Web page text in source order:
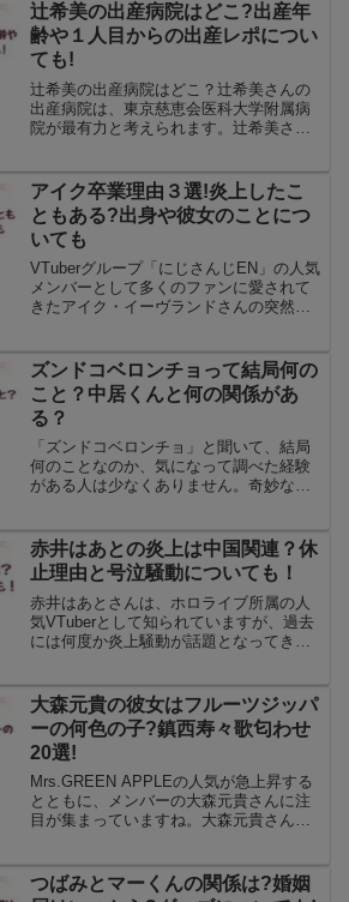
辻希美の出産病院はどこ?出産年
齢や１人目からの出産レポについ
ても!
辻希美の出産病院はどこ？辻希美さんの
出産病院は、東京慈恵会医科大学附属病
院が最有力と考えられます。辻希美さん
は、辻希美さんのSNSに投稿されたお祝
い膳の写真は話題にな...
アイク卒業理由３選!炎上したこ
ともある?出身や彼女のことにつ
いても
VTuberグループ「にじさんじEN」の人気
メンバーとして多くのファンに愛されて
きたアイク・イーヴランドさんの突然の
まな憶測が飛び交っていますが、実際に
明かされている理由...
ズンドコベロンチョって結局何の
こと？中居くんと何の関係があ
る？
「ズンドコベロンチョ」と聞いて、結局
何のことなのか、気になって調べた経験
がある人は少なくありません。奇妙な響
ロンチョ」は、1991年に放送された『世
にも奇妙な物語』の人...
赤井はあとの炎上は中国関連？休
止理由と号泣騒動についても！
赤井はあとさんは、ホロライブ所属の人
気VTuberとして知られていますが、過去
には何度か炎上騒動が話題となってきま
が中国のファンの反発を招き、国際的な
注目を集める結果と...
大森元貴の彼女はフルーツジッパ
ーの何色の子?鎮西寿々歌匂わせ
20選!
Mrs.GREEN APPLEの人気が急上昇する
とともに、メンバーの大森元貴さんに注
目が集まっていますね。大森元貴さんの
だと話題になっています。大森元貴さん
の彼女？情報...
つばみとマーくんの関係は?婚姻